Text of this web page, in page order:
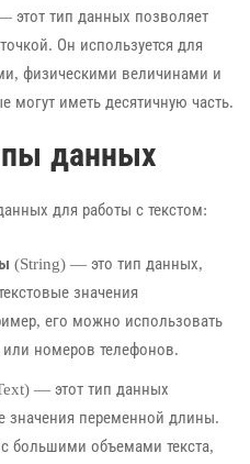
этот тип данных позволяет
Он используется для
физическими величинами и
могут иметь десятичную часть.
данных
для работы с текстом:
(String) — это тип данных,
значения
его можно использовать
или номеров телефонов.
— этот тип данных
значения переменной длины.
большими объемами текста,